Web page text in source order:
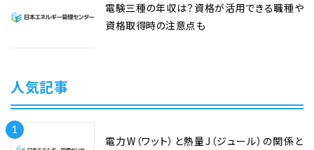
電験三種の年収は？資格が活用できる職種や
資格取得時の注意点も
人気記事
1
電力W（ワット）と熱量J（ジュール）の関係と